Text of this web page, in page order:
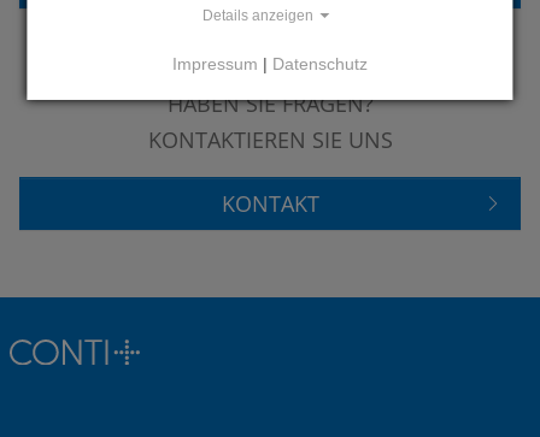
HABEN SIE FRAGEN?
KONTAKTIEREN SIE UNS
KONTAKT
Details anzeigen
Impressum | Datenschutz